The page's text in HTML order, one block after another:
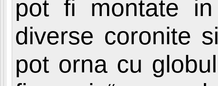
pot fi montate
diverse coronite
pot orna cu